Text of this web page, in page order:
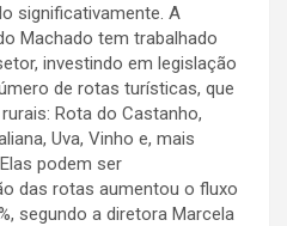
significativamente. A
Machado tem trabalhado
investindo em legislação
de rotas turísticas, que
Rota do Castanho,
Uva, Vinho e, mais
podem ser
das rotas aumentou o fluxo
segundo a diretora Marcela